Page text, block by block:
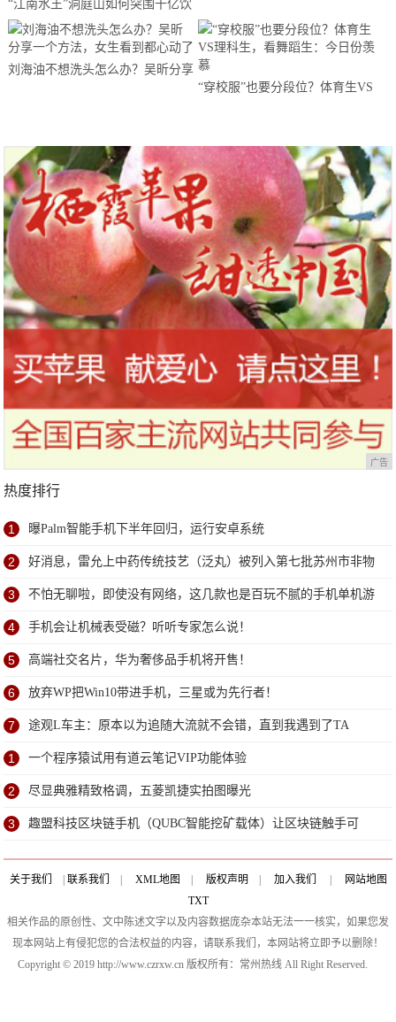
“江南水王”洞庭山如何突围千亿饮
用水市场？
刘海油不想洗头怎么办？吴昕分享
“穿校服”也要分段位？体育生VS
广告
热度排行
1 曝Palm智能手机下半年回归，运行安卓系统
2 好消息，雷允上中药传统技艺（泛丸）被列入第七批苏州市非物
质文化遗产代表性项目名录
3 不怕无聊啦，即使没有网络，这几款也是百玩不腻的手机单机游
戏
4 手机会让机械表受磁？听听专家怎么说！
5 高端社交名片，华为奢侈品手机将开售！
6 放弃WP把Win10带进手机，三星或为先行者！
7 途观L车主：原本以为追随大流就不会错，直到我遇到了TA
1 一个程序猿试用有道云笔记VIP功能体验
2 尽显典雅精致格调，五菱凯捷实拍图曝光
3 趣盟科技区块链手机（QUBC智能挖矿载体）让区块链触手可
关于我们 | 联系我们 | XML地图 | 版权声明 | 加入我们 |
网站地图
TXT
相关作品的原创性、文中陈述文字以及内容数据庞杂本站无法一一核实，如果您发
现本网站上有侵犯您的合法权益的内容，请联系我们，本网站将立即予以删除！
Copyright © 2019 http://www.czrxw.cn 版权所有：常州热线 All Right Reserved.